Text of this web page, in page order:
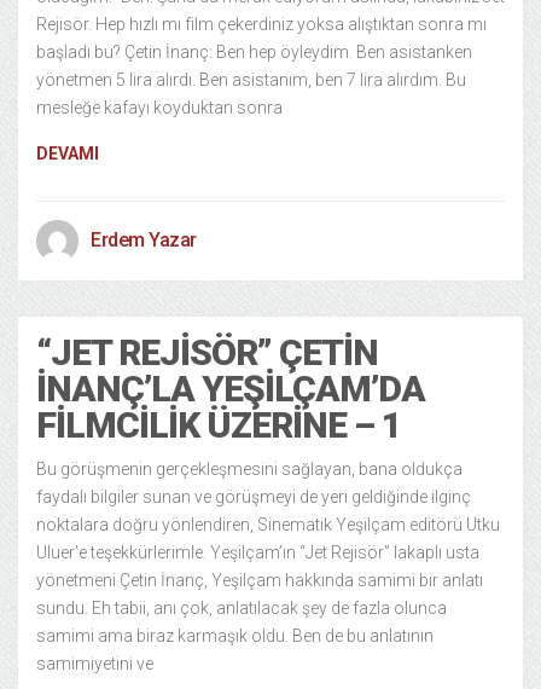
Rejisör. Hep hızlı mı film çekerdiniz yoksa alıştıktan sonra mı
başladı bu? Çetin İnanç: Ben hep öyleydim. Ben asistanken
yönetmen 5 lira alırdı. Ben asistanım, ben 7 lira alırdım. Bu
mesleğe kafayı koyduktan sonra
DEVAMI
Erdem Yazar
“JET REJISÖR” ÇETIN
İNANÇ’LA YEŞILÇAM’DA
FILMCILIK ÜZERINE – 1
Bu görüşmenin gerçekleşmesini sağlayan, bana oldukça
faydalı bilgiler sunan ve görüşmeyi de yeri geldiğinde ilginç
noktalara doğru yönlendiren, Sinematik Yeşilçam editörü Utku
Uluer’e teşekkürlerimle. Yeşilçam’ın “Jet Rejisör” lakaplı usta
yönetmeni Çetin İnanç, Yeşilçam hakkında samimi bir anlatı
sundu. Eh tabii, anı çok, anlatılacak şey de fazla olunca
samimi ama biraz karmaşık oldu. Ben de bu anlatının
samimiyetini ve